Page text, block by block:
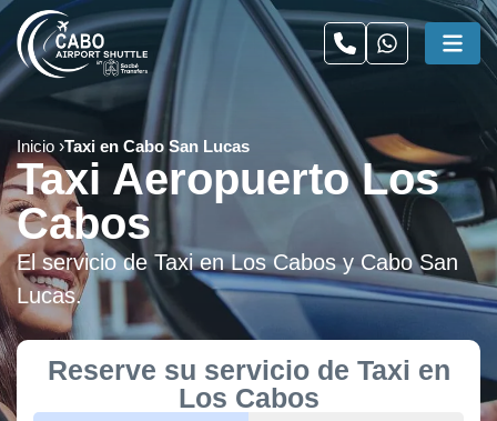
Inicio Taxi en Cabo San Lucas
Taxi Aeropuerto Los
Cabos
El servicio de Taxi en Los Cabos y Cabo San
Lucas.
Reserve su servicio de Taxi en
Los Cabos